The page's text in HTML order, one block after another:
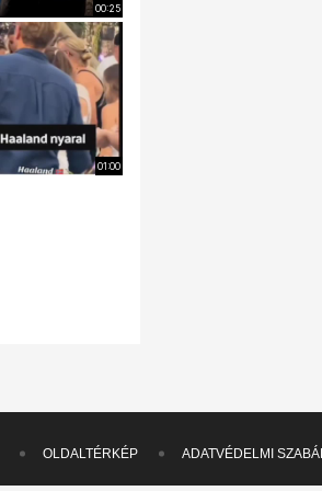
00:25
01:00
OLDALTÉRKÉP ADATVÉDELMI